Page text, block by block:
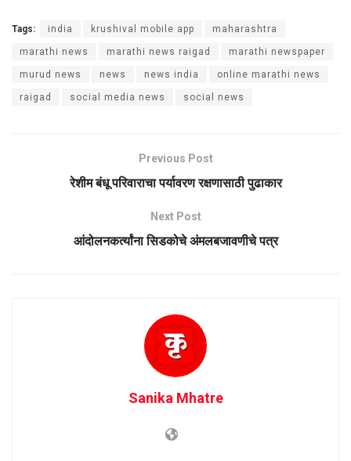
Tags: india krushival mobile app maharashtra
marathi news marathi news raigad marathi newspaper
murud news news news india online marathi news
raigad social media news social news
Previous Post
रेशीम बंधू परिवाराचा पर्यावरण रक्षणासाठी पुढाकार
Next Post
आंदोलनकर्त्यांना सिडकोचे अंमलबजावणीचे पत्र
Sanika Mhatre